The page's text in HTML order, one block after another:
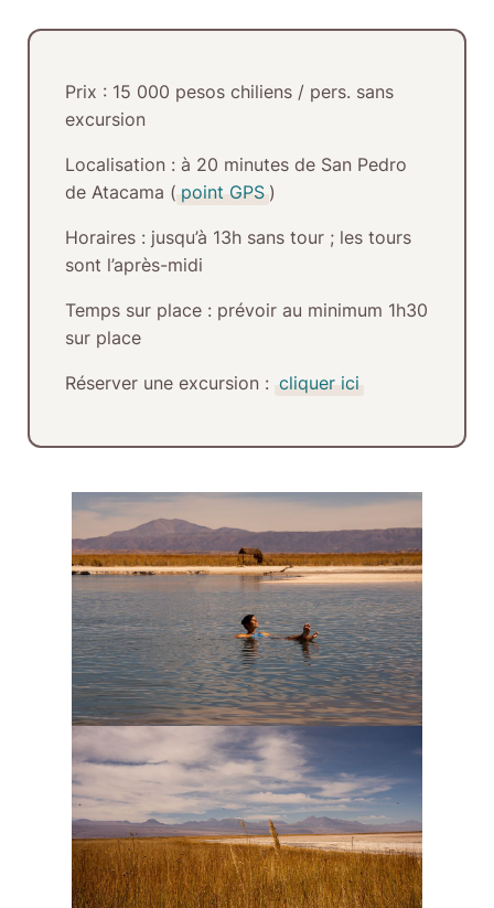
Prix : 15 000 pesos chiliens / pers. sans
excursion
Localisation: à 20 minutes de San Pedro
de Atacama ( point GPS )
Horaires: jusqu’à 13h sans tour ; les tours
sont l’après-midi
Temps sur place: prévoir au minimum 1h30
sur place
Réserver une excursion: cliquer ici